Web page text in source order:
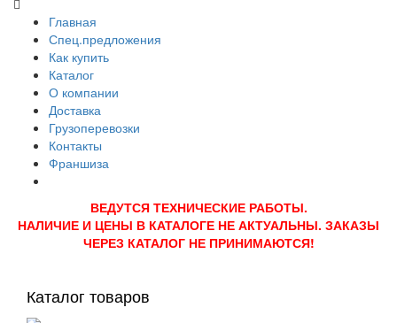
Главная
Спец.предложения
Как купить
Каталог
О компании
Доставка
Грузоперевозки
Контакты
Франшиза
ВЕДУТСЯ ТЕХНИЧЕСКИЕ РАБОТЫ.
НАЛИЧИЕ И ЦЕНЫ В КАТАЛОГЕ НЕ АКТУАЛЬНЫ. ЗАКАЗЫ
ЧЕРЕЗ КАТАЛОГ НЕ ПРИНИМАЮТСЯ!
Каталог товаров